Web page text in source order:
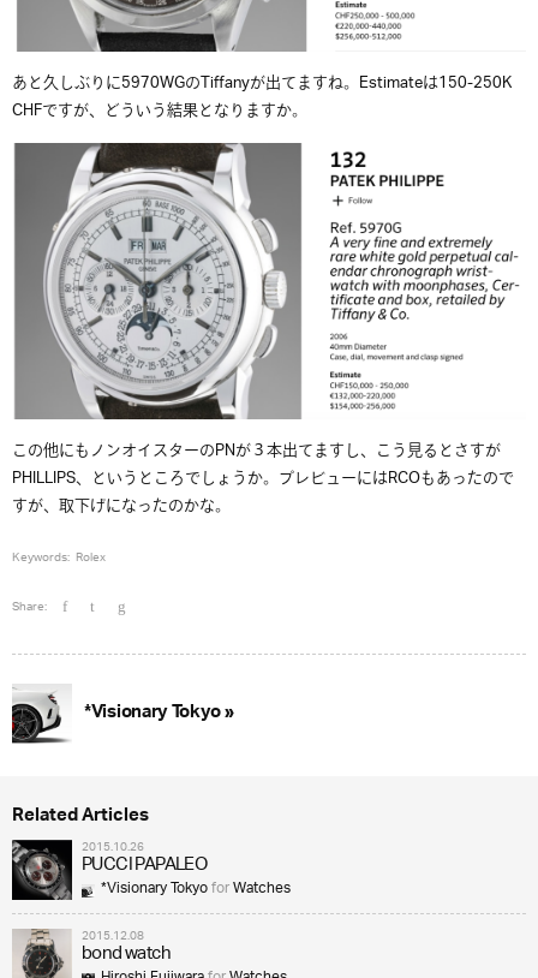
あと久しぶりに5970WGのTiffanyが出てますね。Estimateは150-250K
CHFですが、どういう結果となりますか。
この他にもノンオイスターのPNが３本出てますし、こう見るとさすが
PHILLIPS、というところでしょうか。プレビューにはRCOもあったので
すが、取下げになったのかな。
Keywords: Rolex
Share:
*Visionary Tokyo »
Related Articles
2015.10.26
PUCCI PAPALEO
*Visionary TokyoforWatches
2015.12.08
bond watch